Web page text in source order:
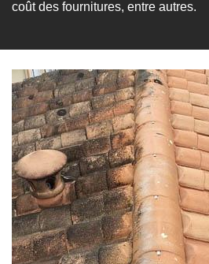
coût des fournitures, entre autres.